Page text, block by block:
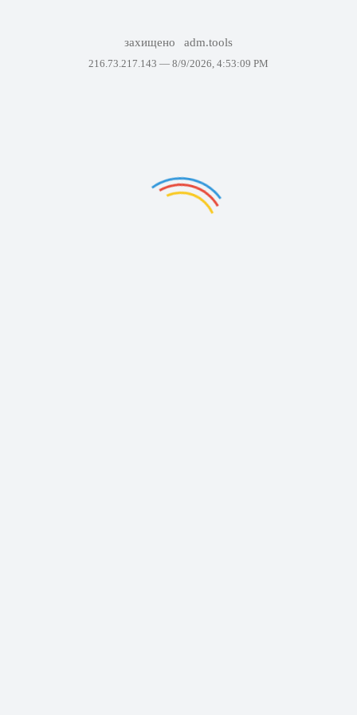
захищено adm.tools
216.73.217.143 — 8/9/2026, 4:53:09 PM